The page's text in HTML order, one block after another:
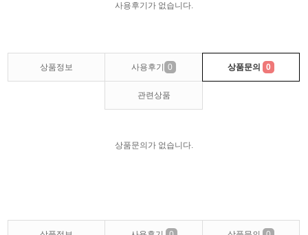
사용후기가 없습니다.
상품정보 사용후기 0 상품문의 0
관련상품
상품문의가 없습니다.